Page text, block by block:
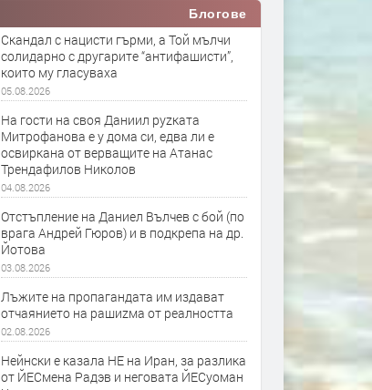
Блогове
Скандал с нацисти гърми, а Той мълчи
солидарно с другарите “антифашисти”,
които му гласуваха
05.08.2026
На гости на своя Даниил руzката
Митрофанова е у дома си, едва ли е
освиркана от верващите на Атанас
Трендафилов Николов
04.08.2026
Отстъпление на Даниел Вълчев с бой (по
врага Андрей Гюров) и в подкрепа на др.
Йотова
03.08.2026
Лъжите на пропагандата им издават
отчаянието на рашиzма от реалността
02.08.2026
Нейнски е казала НЕ на Иран, за разлика
от ЙЕСмена Радэв и неговата ЙЕСуоман